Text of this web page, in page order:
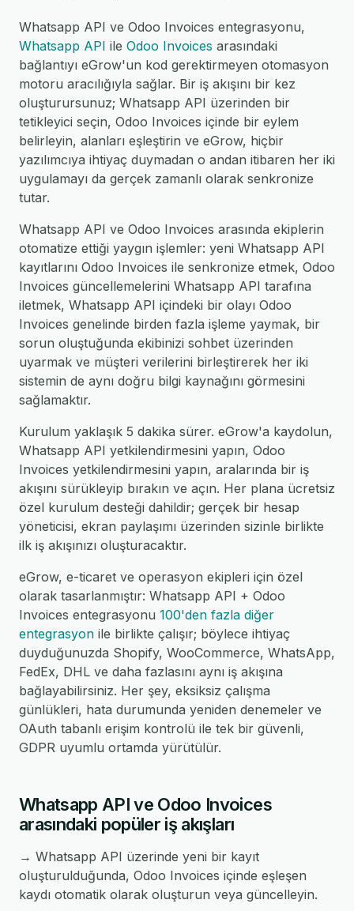
Whatsapp API ve Odoo Invoices entegrasyonu,
Whatsapp API ile Odoo Invoices arasındaki
bağlantıyı eGrow'un kod gerektirmeyen otomasyon
motoru aracılığıyla sağlar. Bir iş akışını bir kez
oluşturursunuz; Whatsapp API üzerinden bir
tetikleyici seçin, Odoo Invoices içinde bir eylem
belirleyin, alanları eşleştirin ve eGrow, hiçbir
yazılımcıya ihtiyaç duymadan o andan itibaren her iki
uygulamayı da gerçek zamanlı olarak senkronize
tutar.
Whatsapp API ve Odoo Invoices arasında ekiplerin
otomatize ettiği yaygın işlemler: yeni Whatsapp API
kayıtlarını Odoo Invoices ile senkronize etmek, Odoo
Invoices güncellemelerini Whatsapp API tarafına
iletmek, Whatsapp API içindeki bir olayı Odoo
Invoices genelinde birden fazla işleme yaymak, bir
sorun oluştuğunda ekibinizi sohbet üzerinden
uyarmak ve müşteri verilerini birleştirerek her iki
sistemin de aynı doğru bilgi kaynağını görmesini
sağlamaktır.
Kurulum yaklaşık 5 dakika sürer. eGrow'a kaydolun,
Whatsapp API yetkilendirmesini yapın, Odoo
Invoices yetkilendirmesini yapın, aralarında bir iş
akışını sürükleyip bırakın ve açın. Her plana ücretsiz
özel kurulum desteği dahildir; gerçek bir hesap
yöneticisi, ekran paylaşımı üzerinden sizinle birlikte
ilk iş akışınızı oluşturacaktır.
eGrow, e-ticaret ve operasyon ekipleri için özel
olarak tasarlanmıştır: Whatsapp API + Odoo
Invoices entegrasyonu 100'den fazla diğer
entegrasyon ile birlikte çalışır; böylece ihtiyaç
duyduğunuzda Shopify, WooCommerce, WhatsApp,
FedEx, DHL ve daha fazlasını aynı iş akışına
bağlayabilirsiniz. Her şey, eksiksiz çalışma
günlükleri, hata durumunda yeniden denemeler ve
OAuth tabanlı erişim kontrolü ile tek bir güvenli,
GDPR uyumlu ortamda yürütülür.
Whatsapp API ve Odoo Invoices
arasındaki popüler iş akışları
→ Whatsapp API üzerinde yeni bir kayıt
oluşturulduğunda, Odoo Invoices içinde eşleşen
kaydı otomatik olarak oluşturun veya güncelleyin.